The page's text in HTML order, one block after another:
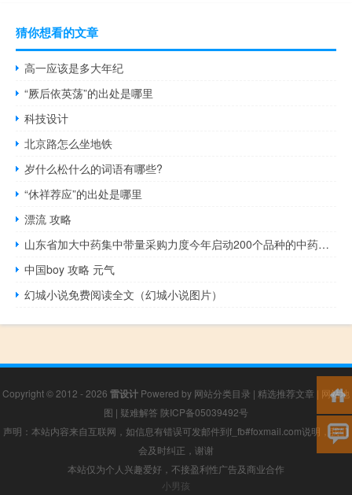
猜你想看的文章
高一应该是多大年纪
“厥后依英荡”的出处是哪里
科技设计
北京路怎么坐地铁
岁什么松什么的词语有哪些?
“休祥荐应”的出处是哪里
漂流 攻略
山东省加大中药集中带量采购力度今年启动200个品种的中药配方颗粒集采
中国boy 攻略 元气
幻城小说免费阅读全文（幻城小说图片）
Copyright © 2012 - 2026 雷设计 Powered by 网站分类目录 | 精选推荐文章 | 网站地
图 | 疑难解答 陕ICP备05039492号
声明：本站内容来自互联网，如信息有错误可发邮件到f_fb#foxmail.com说明，我们
会及时纠正，谢谢
本站仅为个人兴趣爱好，不接盈利性广告及商业合作
小男孩